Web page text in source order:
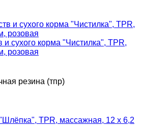
и сухого корма "Чистилка", TPR,
розовая
резина (тпр)